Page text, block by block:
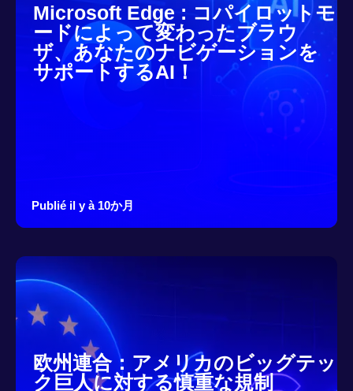
Microsoft Edge : コパイロットモ
ードによって変わったブラウ
ザ、あなたのナビゲーションを
サポートするAI！
Publié il y à 10か月
欧州連合：アメリカのビッグテッ
ク巨人に対する慎重な規制